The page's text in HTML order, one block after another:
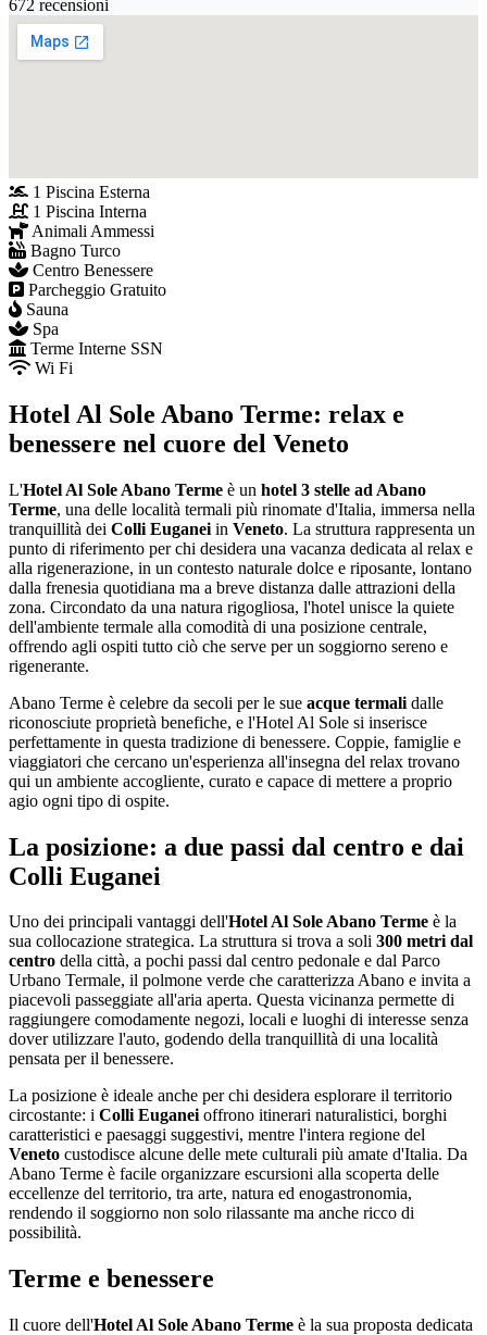
672 recensioni
1 Piscina Esterna
1 Piscina Interna
Animali Ammessi
Bagno Turco
Centro Benessere
Parcheggio Gratuito
Sauna
Spa
Terme Interne SSN
Wi Fi
Hotel Al Sole Abano Terme: relax e
benessere nel cuore del Veneto
L'Hotel Al Sole Abano Terme è un hotel 3 stelle ad Abano
Terme, una delle località termali più rinomate d'Italia, immersa nella
tranquillità dei Colli Euganei in Veneto. La struttura rappresenta un
punto di riferimento per chi desidera una vacanza dedicata al relax e
alla rigenerazione, in un contesto naturale dolce e riposante, lontano
dalla frenesia quotidiana ma a breve distanza dalle attrazioni della
zona. Circondato da una natura rigogliosa, l'hotel unisce la quiete
dell'ambiente termale alla comodità di una posizione centrale,
offrendo agli ospiti tutto ciò che serve per un soggiorno sereno e
rigenerante.
Abano Terme è celebre da secoli per le sue acque termali dalle
riconosciute proprietà benefiche, e l'Hotel Al Sole si inserisce
perfettamente in questa tradizione di benessere. Coppie, famiglie e
viaggiatori che cercano un'esperienza all'insegna del relax trovano
qui un ambiente accogliente, curato e capace di mettere a proprio
agio ogni tipo di ospite.
La posizione: a due passi dal centro e dai
Colli Euganei
Uno dei principali vantaggi dell'Hotel Al Sole Abano Terme è la
sua collocazione strategica. La struttura si trova a soli 300 metri dal
centro della città, a pochi passi dal centro pedonale e dal Parco
Urbano Termale, il polmone verde che caratterizza Abano e invita a
piacevoli passeggiate all'aria aperta. Questa vicinanza permette di
raggiungere comodamente negozi, locali e luoghi di interesse senza
dover utilizzare l'auto, godendo della tranquillità di una località
pensata per il benessere.
La posizione è ideale anche per chi desidera esplorare il territorio
circostante: i Colli Euganeioffrono itinerari naturalistici, borghi
caratteristici e paesaggi suggestivi, mentre l'intera regione del
Veneto custodisce alcune delle mete culturali più amate d'Italia. Da
Abano Terme è facile organizzare escursioni alla scoperta delle
eccellenze del territorio, tra arte, natura ed enogastronomia,
rendendo il soggiorno non solo rilassante ma anche ricco di
possibilità.
Terme e benessere
Il cuore dell'Hotel Al Sole Abano Terme è la sua proposta dedicata